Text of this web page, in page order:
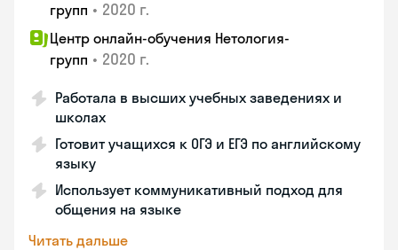
групп • 2020 г.
Центр онлайн-обучения Нетология-
групп • 2020 г.
Работала в высших учебных заведениях и
школах
Готовит учащихся к ОГЭ и ЕГЭ по английскому
языку
Использует коммуникативный подход для
общения на языке
Читать дальше